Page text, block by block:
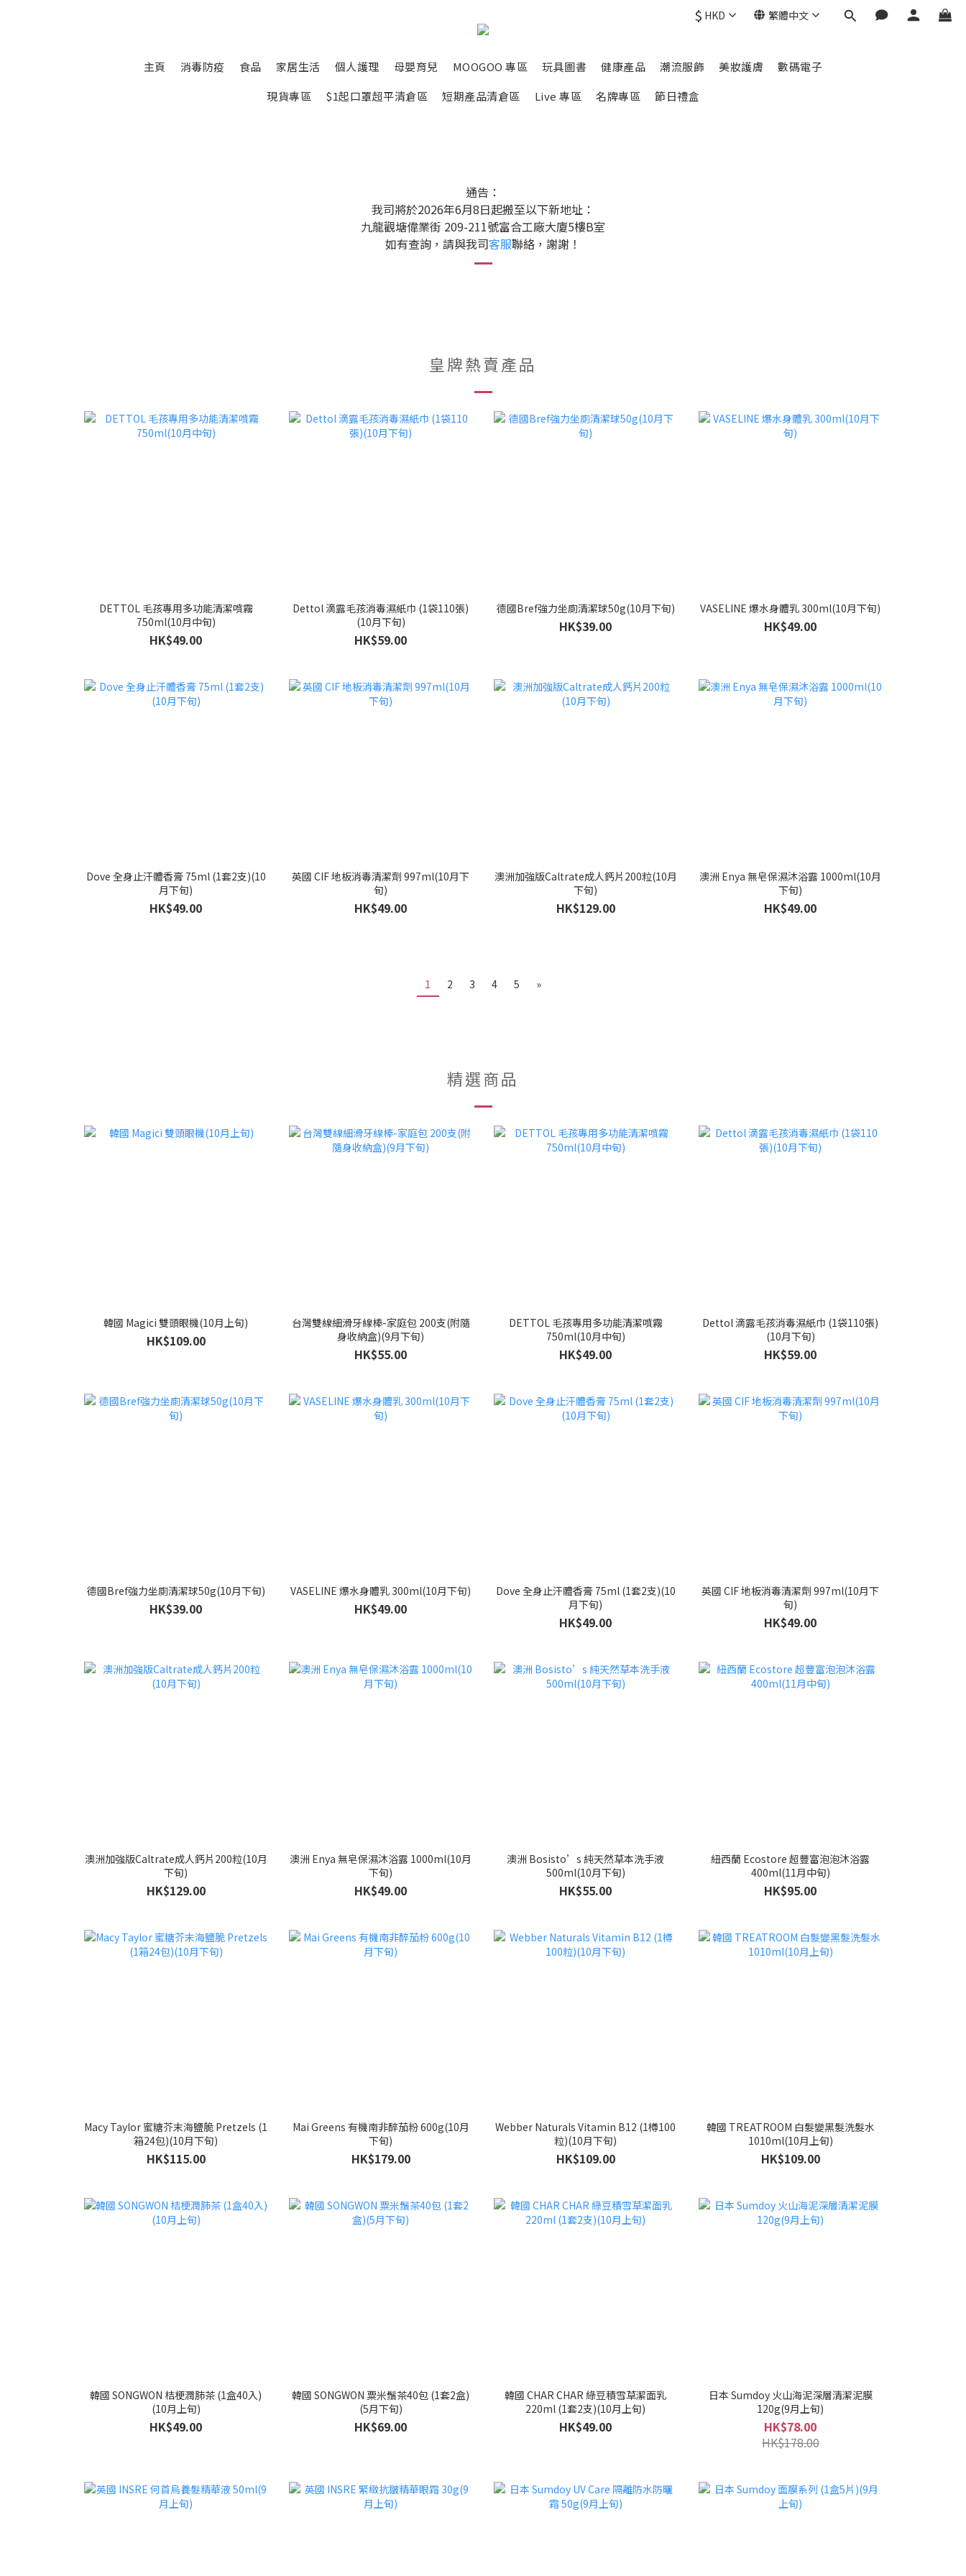
$ HKD 繁體中文
主頁 消毒防疫 食品 家居生活 個人護理 母嬰育兒 MOOGOO 專區 玩具圖書 健康產品 潮流服飾 美妝護膚
數碼電子
現貨專區
$1起口罩超平清倉區 短期產品清倉區 Live 專區 名牌專區 節日禮盒
通告：
我司將於2026年6月8日起搬至以下新地址：
九龍觀塘偉業街 209-211號富合工廠大廈5樓B室
如有查詢，請與我司客服聯絡，謝謝！
皇牌熱賣產品
DETTOL 毛孩專用多功能清潔噴霧
750ml(10月中旬)
HK$49.00
Dettol 滴露毛孩消毒濕紙巾 (1袋110張)
(10月下旬)
HK$59.00
德國Bref強力坐廁清潔球50g(10月下旬)
HK$39.00
VASELINE 爆水身體乳 300ml(10月下旬)
HK$49.00
Dove 全身止汗體香膏 75ml (1套2支)(10
月下旬)
HK$49.00
英國 CIF 地板消毒清潔劑 997ml(10月下
旬)
HK$49.00
澳洲加強版Caltrate成人鈣片200粒(10月
下旬)
HK$129.00
澳洲 Enya 無皂保濕沐浴露 1000ml(10月
下旬)
HK$49.00
1 2 3 4 5 »
精選商品
韓國 Magici 雙頭眼機(10月上旬)
HK$109.00
台灣雙線細滑牙線棒-家庭包 200支(附隨
身收納盒)(9月下旬)
HK$55.00
DETTOL 毛孩專用多功能清潔噴霧
750ml(10月中旬)
HK$49.00
Dettol 滴露毛孩消毒濕紙巾 (1袋110張)
(10月下旬)
HK$59.00
德國Bref強力坐廁清潔球50g(10月下旬)
HK$39.00
VASELINE 爆水身體乳 300ml(10月下旬)
HK$49.00
Dove 全身止汗體香膏 75ml (1套2支)(10
月下旬)
HK$49.00
英國 CIF 地板消毒清潔劑 997ml(10月下
旬)
HK$49.00
澳洲加強版Caltrate成人鈣片200粒(10月
下旬)
HK$129.00
澳洲 Enya 無皂保濕沐浴露 1000ml(10月
下旬)
HK$49.00
澳洲 Bosisto’s 純天然草本洗手液
500ml(10月下旬)
HK$55.00
紐西蘭 Ecostore 超豐富泡泡沐浴露
400ml(11月中旬)
HK$95.00
Macy Taylor 蜜糖芥末海鹽脆 Pretzels (1
箱24包)(10月下旬)
HK$115.00
Mai Greens 有機南非醉茄粉 600g(10月
下旬)
HK$179.00
Webber Naturals Vitamin B12 (1樽100
粒)(10月下旬)
HK$109.00
韓國 TREATROOM 白髮變黑髮洗髮水
1010ml(10月上旬)
HK$109.00
韓國 SONGWON 桔梗潤肺茶 (1盒40入)
(10月上旬)
HK$49.00
韓國 SONGWON 粟米鬚茶40包 (1套2盒)
(5月下旬)
HK$69.00
韓國 CHAR CHAR 綠豆積雪草潔面乳
220ml (1套2支)(10月上旬)
HK$49.00
日本 Sumdoy 火山海泥深層清潔泥膜
120g(9月上旬)
HK$78.00
HK$178.00